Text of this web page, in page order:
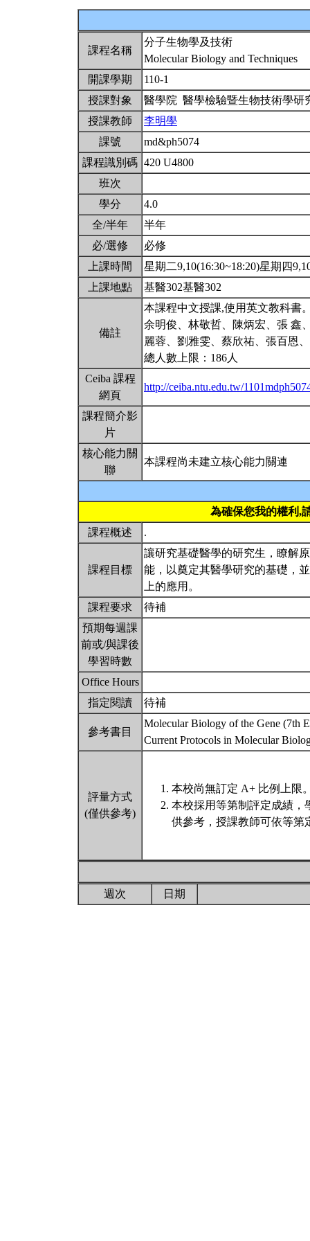
課程名稱
分子生物學及技術
Molecular Biology and Techniques
開課學期
110-1
授課對象
醫學院 醫學檢驗暨生物技術學
授課教師
李明學
課號
md&ph5074
課程識別碼 420 U4800
班次
學分
4.0
全/半年
半年
必/選修
必修
上課時間
星期二9,10(16:30~18:20)星期四
上課地點
基醫302基醫302
備註
本課程中文授課,使用英文教科書
余明俊、林敬哲、陳炳宏、張 鑫
麗蓉、劉雅雯、蔡欣祐、張百恩
總人數上限：186人
Ceiba 課程
網頁
http://ceiba.ntu.edu.tw/
課程簡介影
片
核心能力關
聯
本課程尚未建立核心能力關連
為確保您我的權利,
課程概述
.
課程目標
讓研究基礎醫學的研究生，瞭解
能，以奠定其醫學研究的基礎，
上的應用。
課程要求
待補
預期每週課
前或/與課後
學習時數
Office Hours
指定閱讀
待補
參考書目
Molecular Biology of the Gene (7th
Current Protocols in Molecular
評量方式
(僅供參考)
本校尚無訂定 A+ 比例上限
本校採用等第制評定成績，
供參考，授課教師可依等第
週次 日期